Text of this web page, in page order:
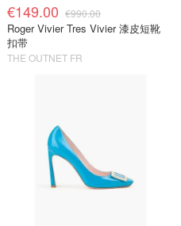
€149.00 €990.00
Roger Vivier Tres Vivier 漆皮短靴
扣带
THE OUTNET FR